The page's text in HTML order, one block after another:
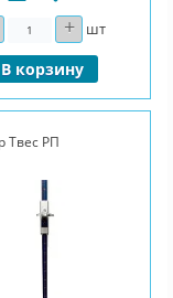
Количество+ шт
В корзину
Твес РП